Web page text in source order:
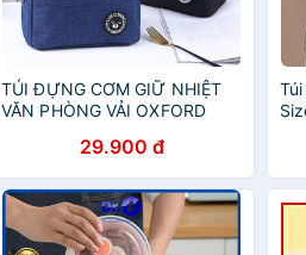
TÚI ĐỰNG CƠM GIỮ NHIỆT
VĂN PHÒNG VẢI OXFORD
29.900 đ